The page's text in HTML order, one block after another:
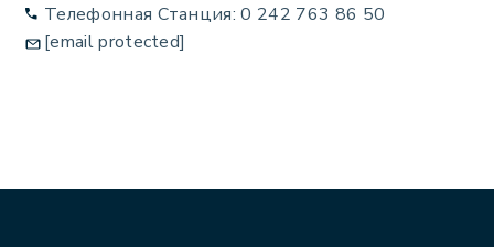
Телефонная Станция: 0 242 763 86 50
[email protected]